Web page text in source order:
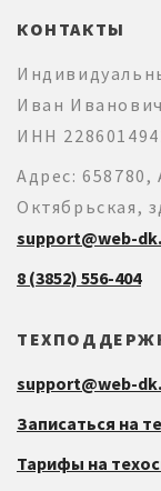
КОНТАКТЫ
Иван Иванович
ИНН
Адрес: 658780,
Октябрьская,
support@web-
8 (3852) 556-404
support@web-
Записаться на
Тарифы на